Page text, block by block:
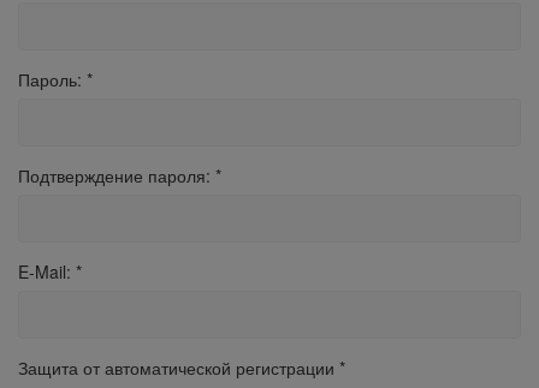
Пароль: *
Подтверждение пароля: *
E-Mail: *
Защита от автоматической регистрации *